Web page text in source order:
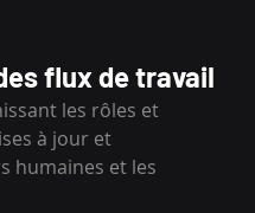
flux de travail
les rôles et
à jour et
humaines et les